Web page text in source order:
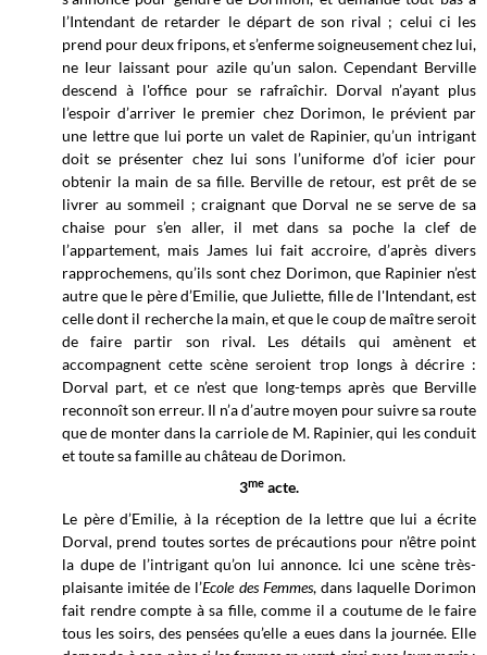
l’Intendant de retarder le départ de son rival ; celui ci les
prend pour deux fripons, et s’enferme soigneusement chez lui,
ne leur laissant pour azile qu’un salon. Cependant Berville
descend à l'office pour se rafraîchir. Dorval n’ayant plus
l’espoir d’arriver le premier chez Dorimon, le prévient par
une lettre que lui porte un valet de Rapinier, qu’un intrigant
doit se présenter chez lui sons l’uniforme d’of icier pour
obtenir la main de sa fille. Berville de retour, est prêt de se
livrer au sommeil ; craignant que Dorval ne se serve de sa
chaise pour s’en aller, il met dans sa poche la clef de
l’appartement, mais James lui fait accroire, d’après divers
rapprochemens, qu’ils sont chez Dorimon, que Rapinier n’est
autre que le père d’Emilie, que Juliette, fille de l'Intendant, est
celle dont il recherche la main, et que le coup de maître seroit
de faire partir son rival. Les détails qui amènent et
accompagnent cette scène seroient trop longs à décrire :
Dorval part, et ce n’est que long-temps après que Berville
reconnoît son erreur. Il n’a d’autre moyen pour suivre sa route
que de monter dans la carriole de M. Rapinier, qui les conduit
et toute sa famille au château de Dorimon.
3me acte.
Le père d’Emilie, à la réception de la lettre que lui a écrite
Dorval, prend toutes sortes de précautions pour n’être point
la dupe de l’intrigant qu’on lui annonce. Ici une scène très-
plaisante imitée de l’Ecole des Femmes, dans laquelle Dorimon
fait rendre compte à sa fille, comme il a coutume de le faire
tous les soirs, des pensées qu’elle a eues dans la journée. Elle